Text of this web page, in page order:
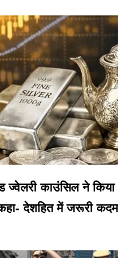
काउंसिल ने किया
देशहित में जरूरी कदम